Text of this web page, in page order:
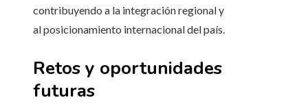
contribuyendo a la integración regional y
al posicionamiento internacional del país.
Retos y oportunidades
futuras